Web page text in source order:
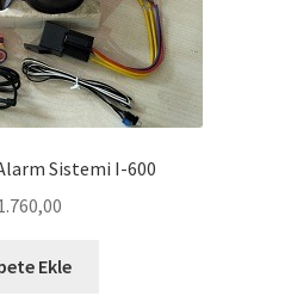
Sistemi I-600
Ekle